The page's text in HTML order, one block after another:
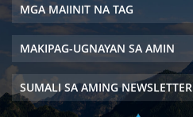
MGA MAIINIT NA TAG
MAKIPAG-UGNAYAN SA AMIN
SUMALI SA AMING NEWSLETTER